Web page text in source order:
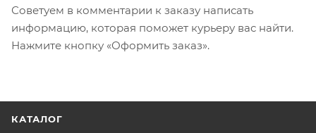
Советуем в комментарии к заказу написать
информацию, которая поможет курьеру вас найти.
Нажмите кнопку «Оформить заказ».
КАТАЛОГ